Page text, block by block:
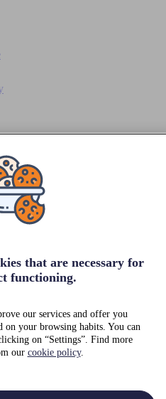
that are necessary for
functioning.
our services and offer you
on your browsing habits. You can
on “Settings”. Find more
our cookie policy.